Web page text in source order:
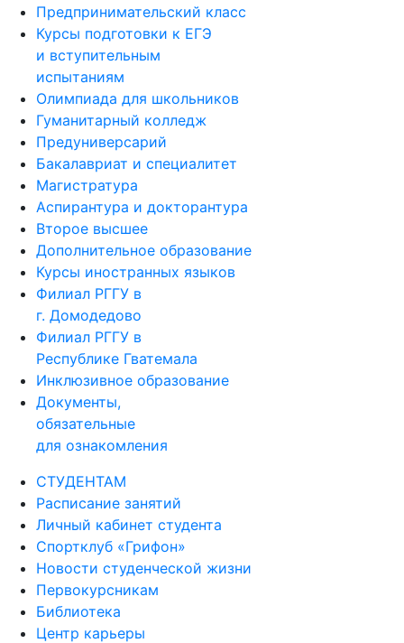
Предпринимательский класс
Курсы подготовки к ЕГЭ
и вступительным
испытаниям
Олимпиада для школьников
Гуманитарный колледж
Предуниверсарий
Бакалавриат и специалитет
Магистратура
Аспирантура и докторантура
Второе высшее
Дополнительное образование
Курсы иностранных языков
Филиал РГГУ в
г. Домодедово
Филиал РГГУ в
Республике Гватемала
Инклюзивное образование
Документы,
обязательные
для ознакомления
СТУДЕНТАМ
Расписание занятий
Личный кабинет студента
Спортклуб «Грифон»
Новости студенческой жизни
Первокурсникам
Библиотека
Центр карьеры